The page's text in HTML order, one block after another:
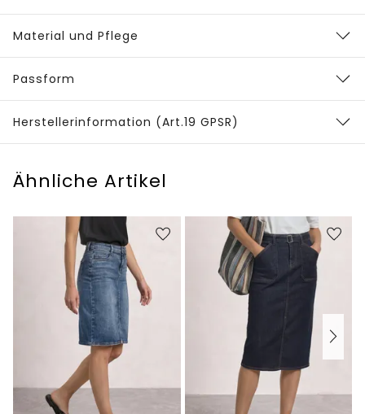
Material und Pflege
Passform
Herstellerinformation (Art.19 GPSR)
Ähnliche Artikel